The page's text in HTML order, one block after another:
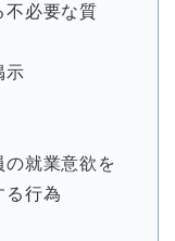
必要な質
示
就業意欲を
る行為